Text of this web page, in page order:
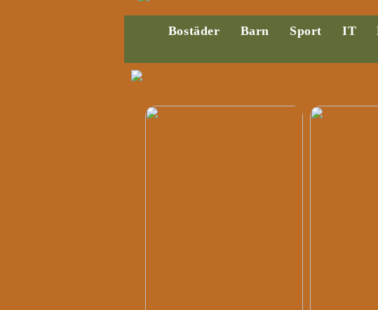
Bostäder Barn Sport IT